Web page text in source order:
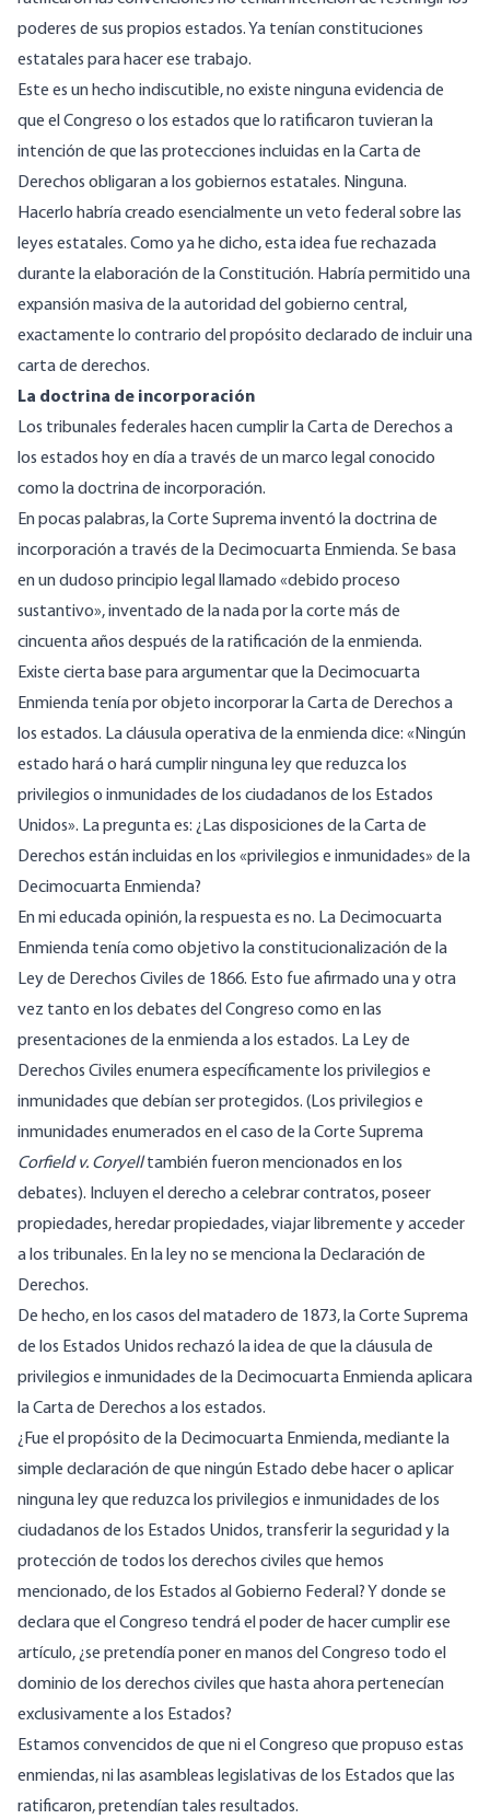
poderes de sus propios estados. Ya tenían constituciones
estatales para hacer ese trabajo.
Este es un hecho indiscutible, no existe ninguna evidencia de
que el Congreso o los estados que lo ratificaron tuvieran la
intención de que las protecciones incluidas en la Carta de
Derechos obligaran a los gobiernos estatales. Ninguna.
Hacerlo habría creado esencialmente un veto federal sobre las
leyes estatales. Como ya he dicho, esta idea fue rechazada
durante la elaboración de la Constitución. Habría permitido una
expansión masiva de la autoridad del gobierno central,
exactamente lo contrario del propósito declarado de incluir una
carta de derechos.
La doctrina de incorporación
Los tribunales federales hacen cumplir la Carta de Derechos a
los estados hoy en día a través de un marco legal conocido
como ladoctrina de incorporación.
En pocas palabras, la Corte Suprema inventó la doctrina de
incorporación a través de la Decimocuarta Enmienda. Se basa
en un dudoso principio legal llamado «debido proceso
sustantivo», inventado de la nada por la corte más de
cincuenta años después de la ratificación de la enmienda.
Existe cierta base para argumentar que la Decimocuarta
Enmienda tenía por objeto incorporar la Carta de Derechos a
los estados. La cláusula operativa de la enmienda dice: «Ningún
estado hará o hará cumplir ninguna ley que reduzca los
privilegios o inmunidades de los ciudadanos de los Estados
Unidos». La pregunta es: ¿Las disposiciones de la Carta de
Derechos están incluidas en los «privilegios e inmunidades» de la
Decimocuarta Enmienda?
En mi educada opinión, la respuesta es no. La Decimocuarta
Enmienda tenía como objetivo la constitucionalización de la
Ley de Derechos Civiles de 1866. Esto fue afirmado una y otra
vez tanto en los debates del Congreso como en las
presentaciones de la enmienda a los estados. La Ley de
Derechos Civiles enumera específicamente los privilegios e
inmunidades que debían ser protegidos. (Los privilegios e
inmunidades enumerados en el caso de la Corte Suprema
Corfield v. Coryelltambién fueron mencionados en los
debates). Incluyen el derecho a celebrar contratos, poseer
propiedades, heredar propiedades, viajar libremente y acceder
a los tribunales. En la ley no se menciona la Declaración de
Derechos.
De hecho, en los casos del matadero de 1873, la Corte Suprema
de los Estados Unidos rechazó la idea de que la cláusula de
privilegios e inmunidades de la Decimocuarta Enmienda aplicara
la Carta de Derechos a los estados.
¿Fue el propósito de la Decimocuarta Enmienda, mediante la
simple declaración de que ningún Estado debe hacer o aplicar
ninguna ley que reduzca los privilegios e inmunidades de los
ciudadanos de los Estados Unidos, transferir la seguridad y la
protección de todos los derechos civiles que hemos
mencionado, de los Estados al Gobierno Federal? Y donde se
declara que el Congreso tendrá el poder de hacer cumplir ese
artículo, ¿se pretendía poner en manos del Congreso todo el
dominio de los derechos civiles que hasta ahora pertenecían
exclusivamente a los Estados?
Estamos convencidos de que ni el Congreso que propuso estas
enmiendas, ni las asambleas legislativas de los Estados que las
ratificaron, pretendían tales resultados.